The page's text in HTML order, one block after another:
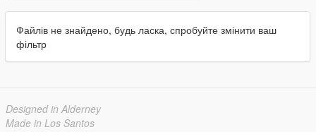
Файлів не знайдено, будь ласка, спробуйте змінити ваш
фільтр
Designed in Alderney
Made in Los Santos